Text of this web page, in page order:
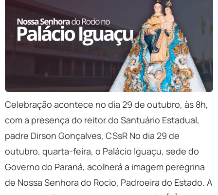
Celebração acontece no dia 29 de outubro, às 8h,
com a presença do reitor do Santuário Estadual,
padre Dirson Gonçalves, CSsR No dia 29 de
outubro, quarta-feira, o Palácio Iguaçu, sede do
Governo do Paraná, acolherá a imagem peregrina
de Nossa Senhora do Rocio, Padroeira do Estado. A